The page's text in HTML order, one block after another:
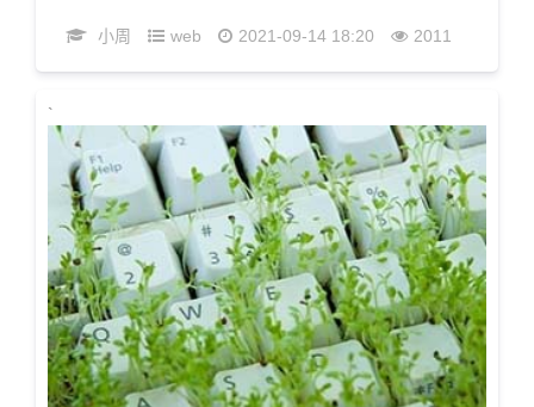
小周 web 2021-09-14 18:20 2011
`